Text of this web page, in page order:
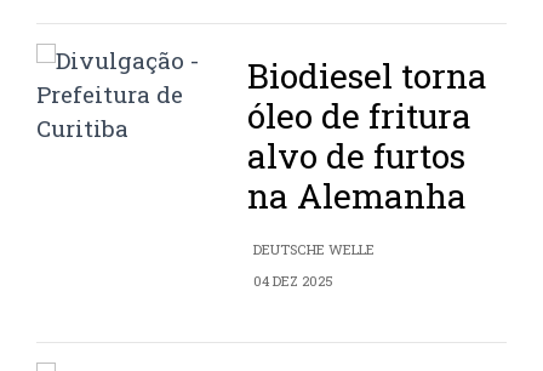
Biodiesel torna
óleo de fritura
alvo de furtos
na Alemanha
DEUTSCHE WELLE
04 DEZ 2025